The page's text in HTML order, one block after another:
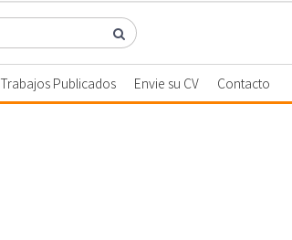
Trabajos Publicados Envie su CV Contacto